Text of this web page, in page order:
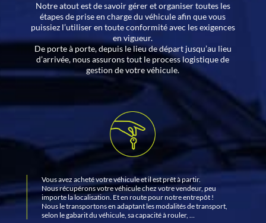
Notre atout est de savoir gérer et organiser toutes les
étapes de prise en charge du véhicule afin que vous
puissiez l’utiliser en toute conformité avec les exigences
en vigueur.
De porte à porte, depuis le lieu de départ jusqu’au lieu
d’arrivée, nous assurons tout le process logistique de
gestion de votre véhicule.
Vous avez acheté votre véhicule et il est prêt à partir.
Nous récupérons votre véhicule chez votre vendeur, peu
importe la localisation. Et en route pour notre entrepôt !
Nous le transportons en adaptant les modalités de transport,
selon le gabarit du véhicule, sa capacité à rouler, …